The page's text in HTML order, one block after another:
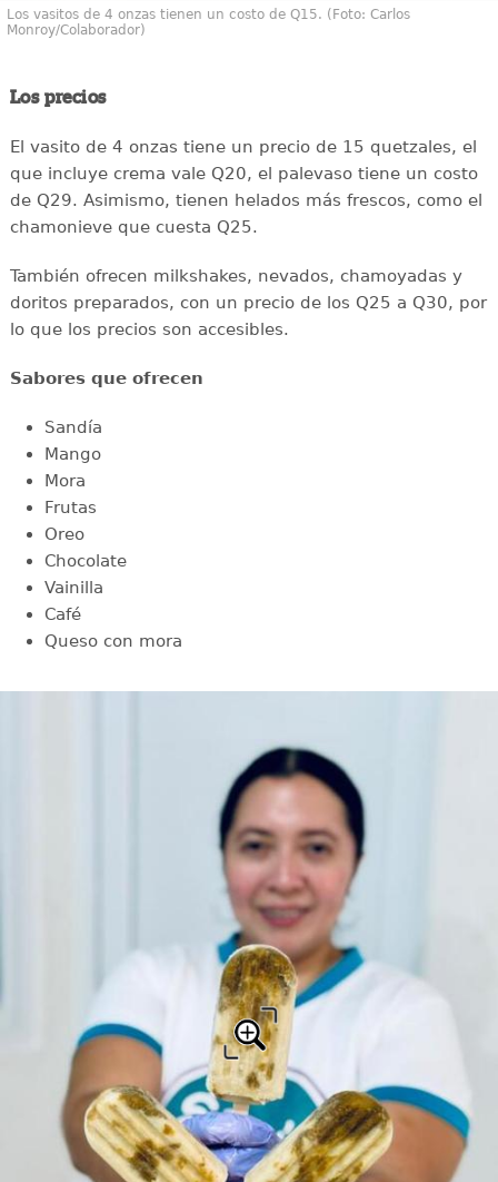
Los vasitos de 4 onzas tienen un costo de Q15. (Foto: Carlos
Monroy/Colaborador)
Los precios
El vasito de 4 onzas tiene un precio de 15 quetzales, el
que incluye crema vale Q20, el palevaso tiene un costo
de Q29. Asimismo, tienen helados más frescos, como el
chamonieve que cuesta Q25.
También ofrecen milkshakes, nevados, chamoyadas y
doritos preparados, con un precio de los Q25 a Q30, por
lo que los precios son accesibles.
Sabores que ofrecen
Sandía
Mango
Mora
Frutas
Oreo
Chocolate
Vainilla
Café
Queso con mora